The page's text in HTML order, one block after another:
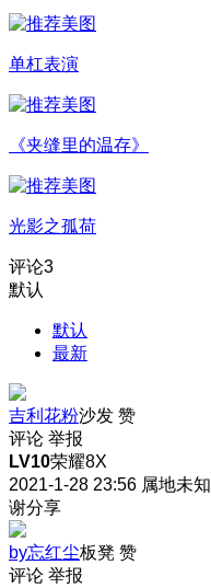
单杠表演
《夹缝里的温存》
光影之孤荷
评论3
默认
默认
最新
吉利花粉沙发 赞
评论 举报
LV10荣耀8X
2021-1-28 23:56 属地未知
谢分享
by忘红尘板凳 赞
评论 举报